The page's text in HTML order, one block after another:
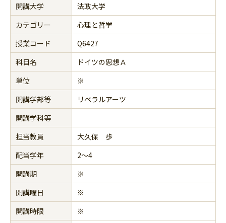
開講大学
法政大学
カテゴリー
心理と哲学
授業コード
Q6427
科目名
ドイツの思想Ａ
単位
※
開講学部等
リベラルアーツ
開講学科等
担当教員
大久保 歩
配当学年
2～4
開講期
※
開講曜日
※
開講時限
※